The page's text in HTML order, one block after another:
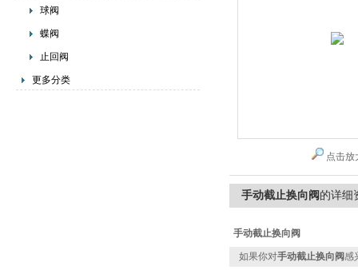
球阀
蝶阀
止回阀
更多分类
点击放
手动截止换向阀 的详细
手动截止换向阀
如果你对手动截止换向阀感